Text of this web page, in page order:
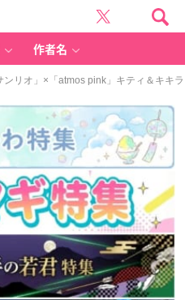
作者名
リオ」×「atmos pink」キティ＆キキ